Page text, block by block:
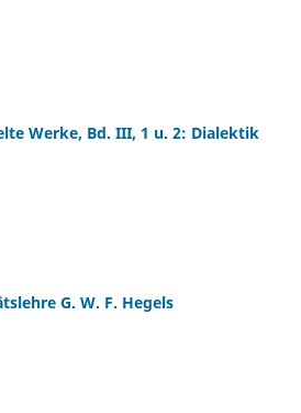
Werke, Bd. III, 1 u. 2: Dialektik
G. W. F. Hegels